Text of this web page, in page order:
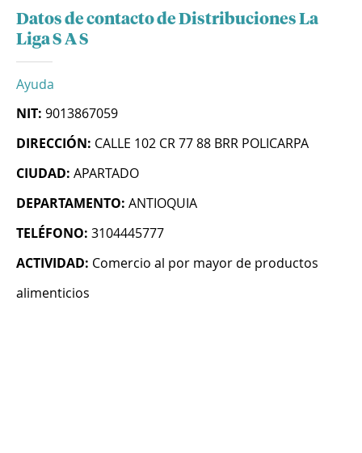
Datos de contacto de Distribuciones La
Liga S A S
Ayuda
NIT: 9013867059
DIRECCIÓN: CALLE 102 CR 77 88 BRR POLICARPA
CIUDAD: APARTADO
DEPARTAMENTO: ANTIOQUIA
TELÉFONO: 3104445777
ACTIVIDAD: Comercio al por mayor de productos
alimenticios